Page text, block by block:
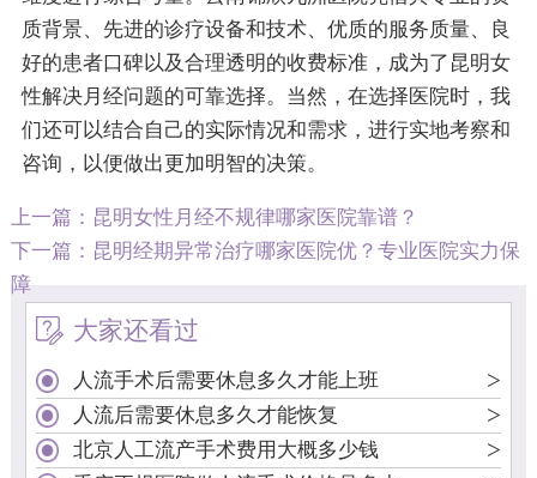
质背景、先进的诊疗设备和技术、优质的服务质量、良
好的患者口碑以及合理透明的收费标准，成为了昆明女
性解决月经问题的可靠选择。当然，在选择医院时，我
们还可以结合自己的实际情况和需求，进行实地考察和
咨询，以便做出更加明智的决策。
上一篇： 昆明女性月经不规律哪家医院靠谱？
下一篇： 昆明经期异常治疗哪家医院优？专业医院实力保
障
大家还看过
人流手术后需要休息多久才能上班 >
人流后需要休息多久才能恢复 >
北京人工流产手术费用大概多少钱 >